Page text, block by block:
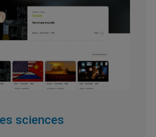
sciences